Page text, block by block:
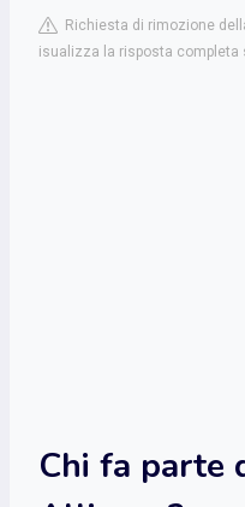
Richiesta di rimozione
isualizza la risposta completa
Chi fa parte